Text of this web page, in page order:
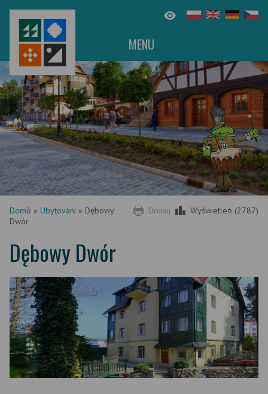
MENU
Drukuj Wyświetleń (2787)
Domů » Ubytování » Dębowy
Dwór
Dębowy Dwór